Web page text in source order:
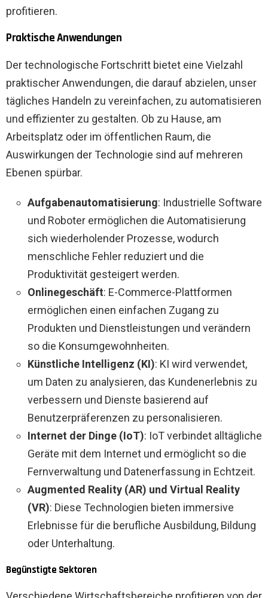
profitieren.
Praktische Anwendungen
Der technologische Fortschritt bietet eine Vielzahl
praktischer Anwendungen, die darauf abzielen, unser
tägliches Handeln zu vereinfachen, zu automatisieren
und effizienter zu gestalten. Ob zu Hause, am
Arbeitsplatz oder im öffentlichen Raum, die
Auswirkungen der Technologie sind auf mehreren
Ebenen spürbar.
Aufgabenautomatisierung: Industrielle Software
und Roboter ermöglichen die Automatisierung
sich wiederholender Prozesse, wodurch
menschliche Fehler reduziert und die
Produktivität gesteigert werden.
Onlinegeschäft: E-Commerce-Plattformen
ermöglichen einen einfachen Zugang zu
Produkten und Dienstleistungen und verändern
so die Konsumgewohnheiten.
Künstliche Intelligenz (KI): KI wird verwendet,
um Daten zu analysieren, das Kundenerlebnis zu
verbessern und Dienste basierend auf
Benutzerpräferenzen zu personalisieren.
Internet der Dinge (IoT): IoT verbindet alltägliche
Geräte mit dem Internet und ermöglicht so die
Fernverwaltung und Datenerfassung in Echtzeit.
Augmented Reality (AR) und Virtual Reality
(VR): Diese Technologien bieten immersive
Erlebnisse für die berufliche Ausbildung, Bildung
oder Unterhaltung.
Begünstigte Sektoren